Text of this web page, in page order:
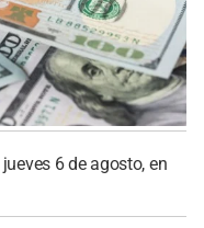
6 de agosto, en